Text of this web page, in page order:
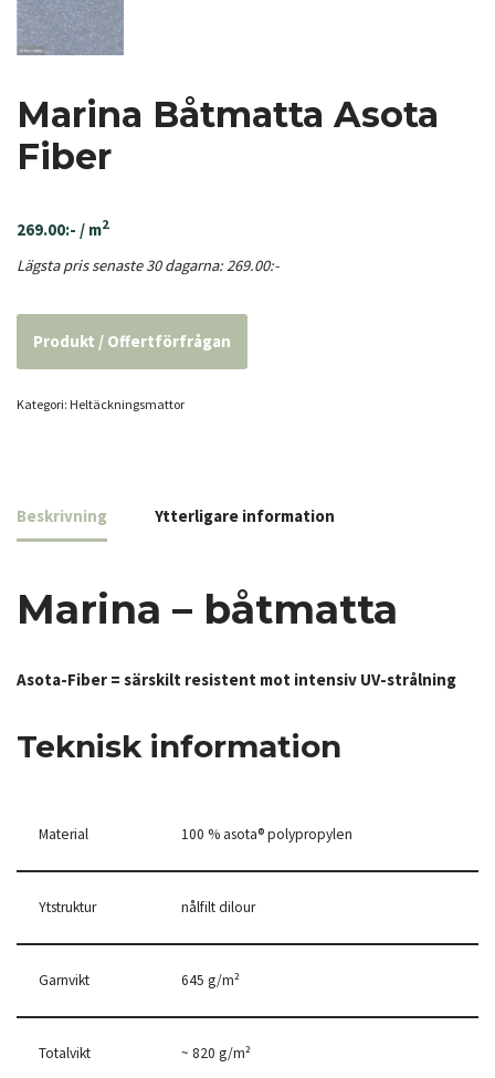
Marina Båtmatta Asota
Fiber
269.00:- / m2
Lägsta pris senaste 30 dagarna:269.00:-
Produkt / Offertförfrågan
Kategori: Heltäcknings­mattor
Beskrivning Ytterligare information
Marina – båtmatta
Asota-Fiber = särskilt resistent mot intensiv UV-strålning
Teknisk information
Material 100 % asota® polypropylen
Ytstruktur nålfilt dilour
Garnvikt 645 g/m²
Totalvikt ~ 820 g/m²